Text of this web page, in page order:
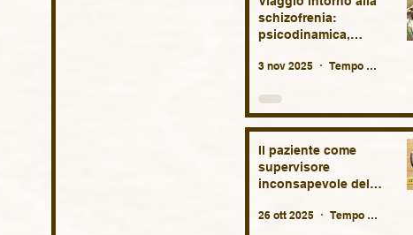
schizofrenia:
psicodinamica,
originario, considerazioni
sociologiche.
3 nov 2025 Tempo di lettura: 34 min
Il paziente come
supervisore
inconsapevole del
26 ott 2025 Tempo di lettura: 9 min